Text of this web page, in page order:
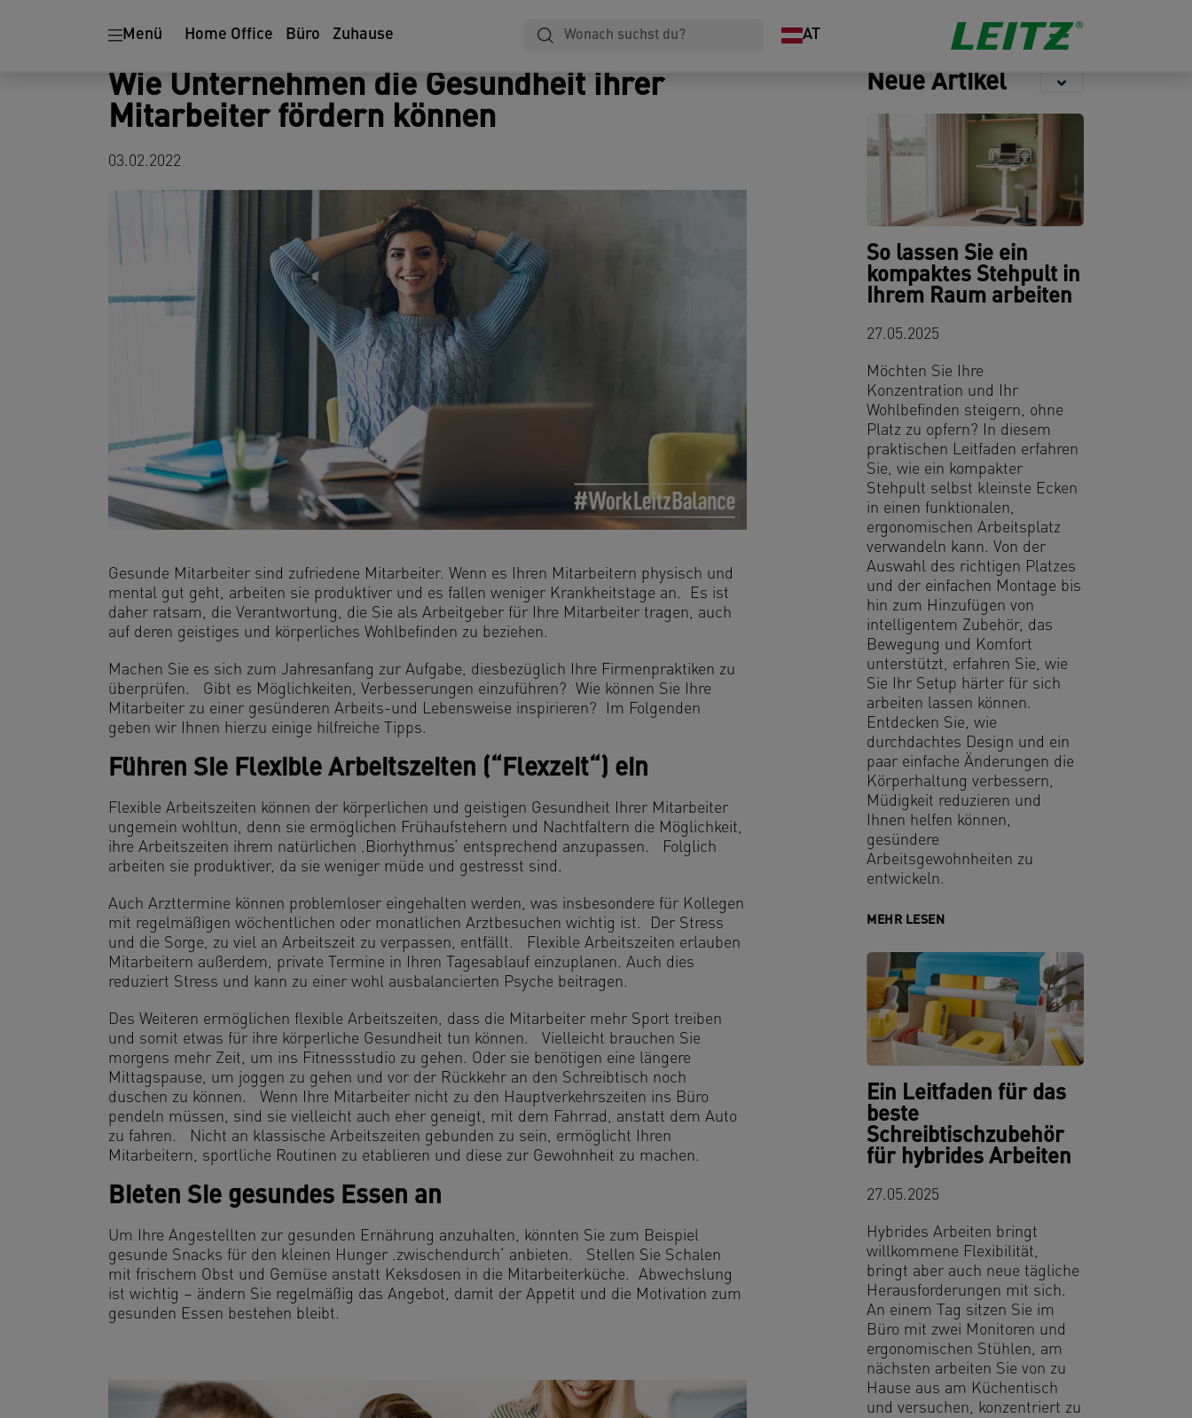
Menü Home Office Büro Zuhause AT
Locher &
Heftgeräte
Wie Unternehmen die Gesundheit ihrer
Mitarbeiter fördern können
03.02.2022
Gesunde Mitarbeiter sind zufriedene Mitarbeiter. Wenn es Ihren Mitarbeitern physisch und
mental gut geht, arbeiten sie produktiver und es fallen weniger Krankheitstage an. Es ist
daher ratsam, die Verantwortung, die Sie als Arbeitgeber für Ihre Mitarbeiter tragen, auch
auf deren geistiges und körperliches Wohlbefinden zu beziehen.
Machen Sie es sich zum Jahresanfang zur Aufgabe, diesbezüglich Ihre Firmenpraktiken zu
überprüfen. Gibt es Möglichkeiten, Verbesserungen einzuführen? Wie können Sie Ihre
Mitarbeiter zu einer gesünderen Arbeits-und Lebensweise inspirieren? Im Folgenden
geben wir Ihnen hierzu einige hilfreiche Tipps.
Führen Sie Flexible Arbeitszeiten (“Flexzeit“) ein
Flexible Arbeitszeiten können der körperlichen und geistigen Gesundheit Ihrer Mitarbeiter
ungemein wohltun, denn sie ermöglichen Frühaufstehern und Nachtfaltern die Möglichkeit,
ihre Arbeitszeiten ihrem natürlichen ‚Biorhythmus‘ entsprechend anzupassen. Folglich
arbeiten sie produktiver, da sie weniger müde und gestresst sind.
Auch Arzttermine können problemloser eingehalten werden, was insbesondere für Kollegen
mit regelmäßigen wöchentlichen oder monatlichen Arztbesuchen wichtig ist. Der Stress
und die Sorge, zu viel an Arbeitszeit zu verpassen, entfällt. Flexible Arbeitszeiten erlauben
Mitarbeitern außerdem, private Termine in Ihren Tagesablauf einzuplanen. Auch dies
reduziert Stress und kann zu einer wohl ausbalancierten Psyche beitragen.
Des Weiteren ermöglichen flexible Arbeitszeiten, dass die Mitarbeiter mehr Sport treiben
und somit etwas für ihre körperliche Gesundheit tun können. Vielleicht brauchen Sie
morgens mehr Zeit, um ins Fitnessstudio zu gehen. Oder sie benötigen eine längere
Mittagspause, um joggen zu gehen und vor der Rückkehr an den Schreibtisch noch
duschen zu können. Wenn Ihre Mitarbeiter nicht zu den Hauptverkehrszeiten ins Büro
pendeln müssen, sind sie vielleicht auch eher geneigt, mit dem Fahrrad, anstatt dem Auto
zu fahren. Nicht an klassische Arbeitszeiten gebunden zu sein, ermöglicht Ihren
Mitarbeitern, sportliche Routinen zu etablieren und diese zur Gewohnheit zu machen.
Bieten Sie gesundes Essen an
Um Ihre Angestellten zur gesunden Ernährung anzuhalten, könnten Sie zum Beispiel
gesunde Snacks für den kleinen Hunger ‚zwischendurch‘ anbieten. Stellen Sie Schalen
mit frischem Obst und Gemüse anstatt Keksdosen in die Mitarbeiterküche. Abwechslung
ist wichtig – ändern Sie regelmäßig das Angebot, damit der Appetit und die Motivation zum
gesunden Essen bestehen bleibt.
Neue Artikel
So lassen Sie ein
kompaktes Stehpult in
Ihrem Raum arbeiten
27.05.2025
Möchten Sie Ihre
Konzentration und Ihr
Wohlbefinden steigern, ohne
Platz zu opfern? In diesem
praktischen Leitfaden erfahren
Sie, wie ein kompakter
Stehpult selbst kleinste Ecken
in einen funktionalen,
ergonomischen Arbeitsplatz
verwandeln kann. Von der
Auswahl des richtigen Platzes
und der einfachen Montage bis
hin zum Hinzufügen von
intelligentem Zubehör, das
Bewegung und Komfort
unterstützt, erfahren Sie, wie
Sie Ihr Setup härter für sich
arbeiten lassen können.
Entdecken Sie, wie
durchdachtes Design und ein
paar einfache Änderungen die
Körperhaltung verbessern,
Müdigkeit reduzieren und
Ihnen helfen können,
gesündere
Arbeitsgewohnheiten zu
entwickeln.
MEHR LESEN
Ein Leitfaden für das
beste
Schreibtischzubehör
für hybrides Arbeiten
27.05.2025
Hybrides Arbeiten bringt
willkommene Flexibilität,
bringt aber auch neue tägliche
Herausforderungen mit sich.
An einem Tag sitzen Sie im
Büro mit zwei Monitoren und
ergonomischen Stühlen, am
nächsten arbeiten Sie von zu
Hause aus am Küchentisch
und versuchen, konzentriert zu